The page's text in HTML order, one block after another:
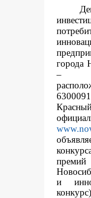
города
–
конкур
и